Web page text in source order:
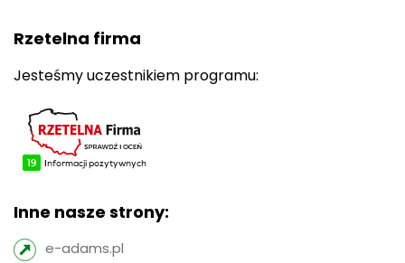
Rzetelna firma
Jesteśmy uczestnikiem programu:
Inne nasze strony:
e-adams.pl